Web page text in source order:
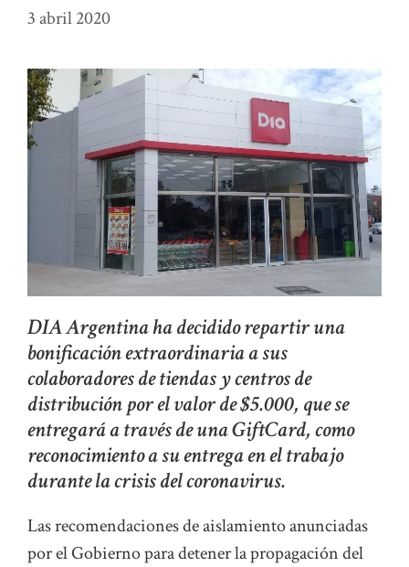
3 abril 2020
DIA Argentina ha decidido repartir una
bonificación extraordinaria a sus
colaboradores de tiendas y centros de
distribución por el valor de $5.000, que se
entregará a través de una GiftCard, como
reconocimiento a su entrega en el trabajo
durante la crisis del coronavirus.
Las recomendaciones de aislamiento anunciadas
por el Gobierno para detener la propagación del